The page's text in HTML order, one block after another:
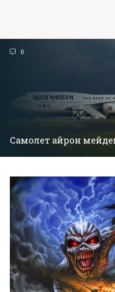
0
Самолет айрон